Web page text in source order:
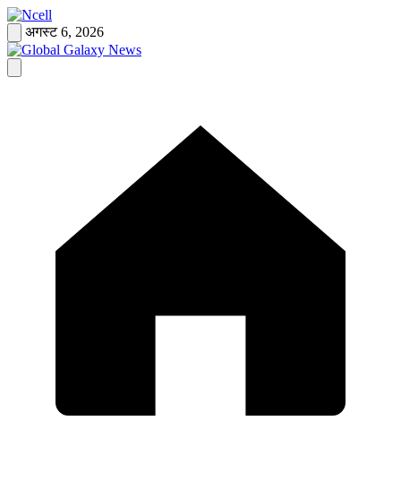
Skip
to
content
अगस्ट 6, 2026